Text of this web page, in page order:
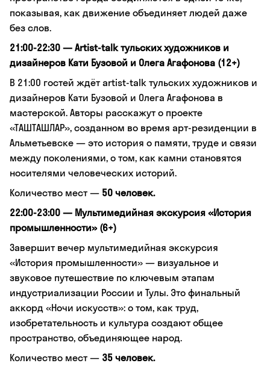
показывая, как движение объединяет людей даже
без слов.
21:00-22:30 — Artist-talk тульских художников и
дизайнеров Кати Бузовой и Олега Агафонова (12+)
В 21:00 гостей ждёт artist-talk тульских художников и
дизайнеров Кати Бузовой и Олега Агафонова в
мастерской. Авторы расскажут о проекте
«ТАШТАШЛАР», созданном во время арт-резиденции в
Альметьевске — это история о памяти, труде и связи
между поколениями, о том, как камни становятся
носителями человеческих историй.
Количество мест — 50 человек.
22:00-23:00 — Мультимедийная экскурсия «История
промышленности» (6+)
Завершит вечер мультимедийная экскурсия
«История промышленности» — визуальное и
звуковое путешествие по ключевым этапам
индустриализации России и Тулы. Это финальный
аккорд «Ночи искусств»: о том, как труд,
изобретательность и культура создают общее
пространство, объединяющее народ.
Количество мест — 35 человек.